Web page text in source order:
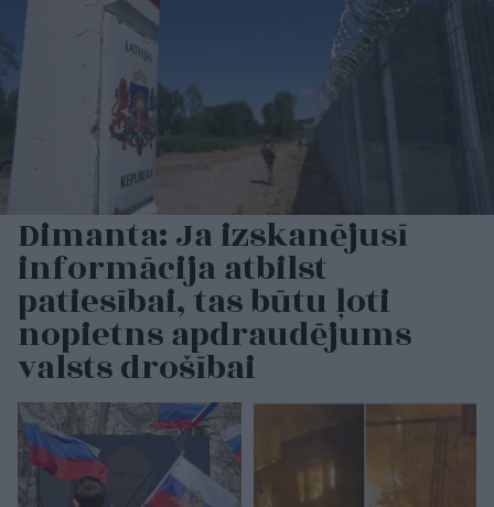
Dimanta: Ja izskanējusī
informācija atbilst
patiesībai, tas būtu ļoti
nopietns apdraudējums
valsts drošībai